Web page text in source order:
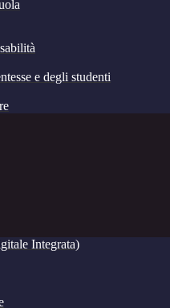
e degli studenti
Integrata)